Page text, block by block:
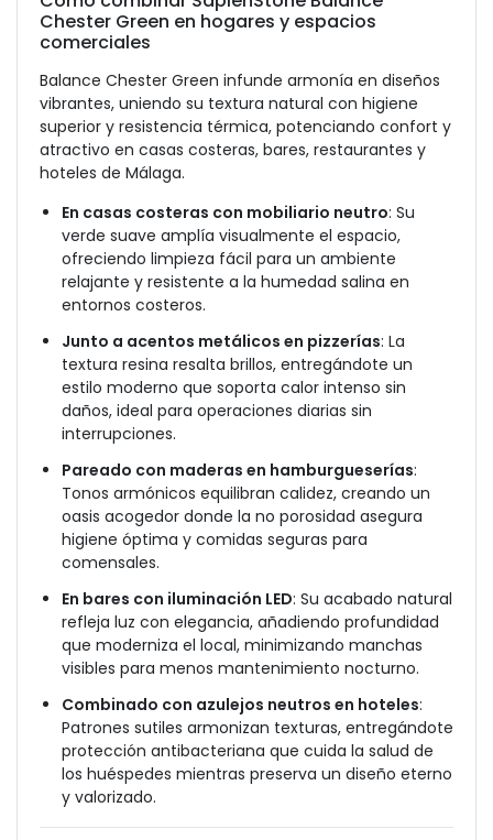
Chester Green en hogares y espacios
comerciales
Balance Chester Green infunde armonía en diseños
vibrantes, uniendo su textura natural con higiene
superior y resistencia térmica, potenciando confort y
atractivo en casas costeras, bares, restaurantes y
hoteles de Málaga.
En casas costeras con mobiliario neutro: Su
verde suave amplía visualmente el espacio,
ofreciendo limpieza fácil para un ambiente
relajante y resistente a la humedad salina en
entornos costeros.
Junto a acentos metálicos en pizzerías: La
textura resina resalta brillos, entregándote un
estilo moderno que soporta calor intenso sin
daños, ideal para operaciones diarias sin
interrupciones.
Pareado con maderas en hamburgueserías:
Tonos armónicos equilibran calidez, creando un
oasis acogedor donde la no porosidad asegura
higiene óptima y comidas seguras para
comensales.
En bares con iluminación LED: Su acabado natural
refleja luz con elegancia, añadiendo profundidad
que moderniza el local, minimizando manchas
visibles para menos mantenimiento nocturno.
Combinado con azulejos neutros en hoteles:
Patrones sutiles armonizan texturas, entregándote
protección antibacteriana que cuida la salud de
los huéspedes mientras preserva un diseño eterno
y valorizado.